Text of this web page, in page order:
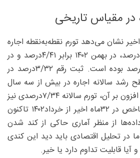
در مقیاس تاریخی
نشان می‌دهد تورم نقطه‌به‌نقطه اجاره
در بهمن‌۱۴۰۱ معادل ۶/۴۱‌درصد، در بهمن ۱۴۰۲ برابر ۴/۴۱‌درصد و در
بهمن۱۴۰۳ حدود ۶/۳۷‌درصد بوده است. ثبت رقم ۳/۳۲‌درصد در
رشد سالانه اجاره در بیش از سه سال
گذشته را نشان می‌دهد. افزون بر آن، تورم سالانه ۷/۳۴‌درصدی نیز
پایین‌ترین سطح این شاخص در ۳۲‌ماه اخیر از خرداد۱۴۰۲ تاکنون
از منظر آماری حاکی از کند شدن
در تحلیل اقتصادی باید دید این کندی
قابلیت تداوم دارد یا خیر.